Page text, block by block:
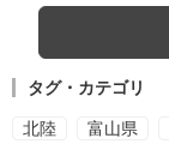
タグ・カテゴリ
北陸 富山県